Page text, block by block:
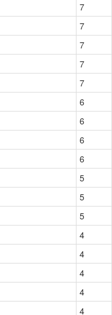
7
7
7
7
7
6
6
6
6
5
5
5
4
4
4
4
4